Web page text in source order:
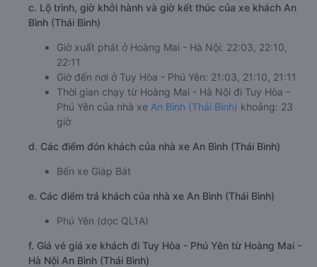
c. Lộ trình, giờ khởi hành và giờ kết thúc của xe khách An
Bình (Thái Bình)
Giờ xuất phát ở Hoàng Mai - Hà Nội: 22:03, 22:10,
22:11
Giờ đến nơi ở Tuy Hòa - Phú Yên: 21:03, 21:10, 21:11
Thời gian chạy từ Hoàng Mai - Hà Nội đi Tuy Hòa -
Phú Yên của nhà xe An Bình (Thái Bình) khoảng: 23
giờ
d. Các điểm đón khách của nhà xe An Bình (Thái Bình)
Bến xe Giáp Bát
e. Các điểm trả khách của nhà xe An Bình (Thái Bình)
Phú Yên (dọc QL1A)
f. Giá vé giá xe khách đi Tuy Hòa - Phú Yên từ Hoàng Mai -
Hà Nội An Bình (Thái Bình)